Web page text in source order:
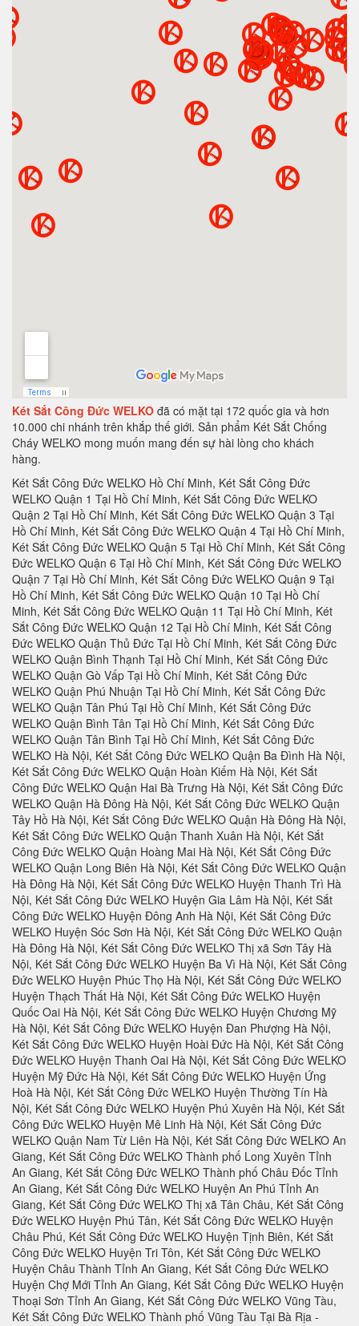
Két Sắt Công Đức WELKO đã có mặt tại 172 quốc gia và hơn
10.000 chi nhánh trên khắp thế giới. Sản phẩm Két Sắt Chống
Cháy WELKO mong muốn mang đến sự hài lòng cho khách
hàng.
Két Sắt Công Đức WELKO Hồ Chí Minh, Két Sắt Công Đức WELKO Quận 1 Tại Hồ Chí Minh, Két Sắt Công Đức WELKO Quận 2 Tại Hồ Chí Minh, Két Sắt Công Đức WELKO Quận 3 Tại Hồ Chí Minh, Két Sắt Công Đức WELKO Quận 4 Tại Hồ Chí Minh, Két Sắt Công Đức WELKO Quận 5 Tại Hồ Chí Minh, Két Sắt Công Đức WELKO Quận 6 Tại Hồ Chí Minh, Két Sắt Công Đức WELKO Quận 7 Tại Hồ Chí Minh, Két Sắt Công Đức WELKO Quận 9 Tại Hồ Chí Minh, Két Sắt Công Đức WELKO Quận 10 Tại Hồ Chí Minh, Két Sắt Công Đức WELKO Quận 11 Tại Hồ Chí Minh, Két Sắt Công Đức WELKO Quận 12 Tại Hồ Chí Minh, Két Sắt Công Đức WELKO Quận Thủ Đức Tại Hồ Chí Minh, Két Sắt Công Đức WELKO Quận Bình Thạnh Tại Hồ Chí Minh, Két Sắt Công Đức WELKO Quận Gò Vấp Tại Hồ Chí Minh, Két Sắt Công Đức WELKO Quận Phú Nhuận Tại Hồ Chí Minh, Két Sắt Công Đức WELKO Quận Tân Phú Tại Hồ Chí Minh, Két Sắt Công Đức WELKO Quận Bình Tân Tại Hồ Chí Minh, Két Sắt Công Đức WELKO Quận Tân Bình Tại Hồ Chí Minh, Két Sắt Công Đức WELKO Hà Nội, Két Sắt Công Đức WELKO Quận Ba Đình Hà Nội, Két Sắt Công Đức WELKO Quận Hoàn Kiếm Hà Nội, Két Sắt Công Đức WELKO Quận Hai Bà Trưng Hà Nội, Két Sắt Công Đức WELKO Quận Hà Đông Hà Nội, Két Sắt Công Đức WELKO Quận Tây Hồ Hà Nội, Két Sắt Công Đức WELKO Quận Hà Đông Hà Nội, Két Sắt Công Đức WELKO Quận Thanh Xuân Hà Nội, Két Sắt Công Đức WELKO Quận Hoàng Mai Hà Nội, Két Sắt Công Đức WELKO Quận Long Biên Hà Nội, Két Sắt Công Đức WELKO Quận Hà Đông Hà Nội, Két Sắt Công Đức WELKO Huyện Thanh Trì Hà Nội, Két Sắt Công Đức WELKO Huyện Gia Lâm Hà Nội, Két Sắt Công Đức WELKO Huyện Đông Anh Hà Nội, Két Sắt Công Đức WELKO Huyện Sóc Sơn Hà Nội, Két Sắt Công Đức WELKO Quận Hà Đông Hà Nội, Két Sắt Công Đức WELKO Thị xã Sơn Tây Hà Nội, Két Sắt Công Đức WELKO Huyện Ba Vì Hà Nội, Két Sắt Công Đức WELKO Huyện Phúc Thọ Hà Nội, Két Sắt Công Đức WELKO Huyện Thạch Thất Hà Nội, Két Sắt Công Đức WELKO Huyện Quốc Oai Hà Nội, Két Sắt Công Đức WELKO Huyện Chương Mỹ Hà Nội, Két Sắt Công Đức WELKO Huyện Đan Phượng Hà Nội, Két Sắt Công Đức WELKO Huyện Hoài Đức Hà Nội, Két Sắt Công Đức WELKO Huyện Thanh Oai Hà Nội, Két Sắt Công Đức WELKO Huyện Mỹ Đức Hà Nội, Két Sắt Công Đức WELKO Huyện Ứng Hoà Hà Nội, Két Sắt Công Đức WELKO Huyện Thường Tín Hà Nội, Két Sắt Công Đức WELKO Huyện Phú Xuyên Hà Nội, Két Sắt Công Đức WELKO Huyện Mê Linh Hà Nội, Két Sắt Công Đức WELKO Quận Nam Từ Liên Hà Nội, Két Sắt Công Đức WELKO An Giang, Két Sắt Công Đức WELKO Thành phố Long Xuyên Tỉnh An Giang, Két Sắt Công Đức WELKO Thành phố Châu Đốc Tỉnh An Giang, Két Sắt Công Đức WELKO Huyện An Phú Tỉnh An Giang, Két Sắt Công Đức WELKO Thị xã Tân Châu, Két Sắt Công Đức WELKO Huyện Phú Tân, Két Sắt Công Đức WELKO Huyện Châu Phú, Két Sắt Công Đức WELKO Huyện Tịnh Biên, Két Sắt Công Đức WELKO Huyện Tri Tôn, Két Sắt Công Đức WELKO Huyện Châu Thành Tỉnh An Giang, Két Sắt Công Đức WELKO Huyện Chợ Mới Tỉnh An Giang, Két Sắt Công Đức WELKO Huyện Thoại Sơn Tỉnh An Giang, Két Sắt Công Đức WELKO Vũng Tàu, Két Sắt Công Đức WELKO Thành phố Vũng Tàu Tại Bà Rịa - Vũng Tàu, Két Sắt Công Đức WELKO Thành phố Bà Rịa Tại Bà Rịa - Vũng Tàu, Két Sắt Công Đức WELKO Huyện Châu Đức Tại Bà Rịa - Vũng Tàu, Két Sắt Công Đức WELKO Huyện Xuyên Mộc Tại Bà Rịa - Vũng Tàu, Két Sắt Công Đức WELKO Huyện Long Điền Tại Bà Rịa - Vũng Tàu, Két Sắt Công Đức WELKO Huyện Đất Đỏ Tại Bà Rịa - Vũng Tàu, Két Sắt Công Đức WELKO Huyện Tân Thành Tại Bà Rịa - Vũng Tàu, Tỉnh Bà Rịa - Vũng Tàu Tại Bà Rịa - Vũng Tàu, Két Sắt Công Đức WELKO Bạc Liêu, Két Sắt Công Đức WELKO Thành phố Bạc Liêu Tại Bạc Liêu, Két Sắt Công Đức WELKO Huyện Hồng Dân Tại Bạc Liêu, Két Sắt Công Đức WELKO Huyện Phước Long Tại Bạc Liêu, Két Sắt Công Đức WELKO Huyện Vĩnh Lợi Tại Bạc Liêu, Két Sắt Công Đức WELKO Thị xã Giá Rai Tại Bạc Liêu, Két Sắt Công Đức WELKO Huyện Đông Hải Tại Bạc Liêu, Két Sắt Công Đức WELKO Huyện Hoà Bình Tại Bạc Liêu, Két Sắt Công Đức WELKO Bắc Kạn, Két Sắt Công Đức WELKO Thành Phố Bắc Kạn, Két Sắt Công Đức WELKO Huyện Pác Nặm Tại Bắc Kạn, Két Sắt Công Đức WELKO Huyện Ba Bể Tại Bắc Kạn, Két Sắt Công Đức WELKO Huyện Ngân Sơn Tại Bắc Kạn, Két Sắt Công Đức WELKO Huyện Bạch Thông Tại Bắc Kạn, Két Sắt Công Đức WELKO Huyện Chợ Đồn Tại Bắc Kạn, Két Sắt Công Đức WELKO Huyện Chợ Mới Tại Bắc Kạn, Huyện Na Rì Tại Bắc Kạn, Két Sắt Công Đức WELKO Bắc Giang, Két Sắt Công Đức WELKO Thành phố Bắc Giang, Két Sắt Công Đức WELKO Huyện Yên Thế Tại Bắc Giang, Két Sắt Công Đức WELKO Huyện Tân Yên Tại Bắc Giang, Két Sắt Công Đức WELKO Huyện Lạng Giang Tại Bắc Giang, Két Sắt Công Đức WELKO Huyện Lục Nam Tại Bắc Giang, Két Sắt Công Đức WELKO Huyện Lục Ngạn Tại Bắc Giang, Két Sắt Công Đức WELKO Huyện Sơn Động Tại Bắc Giang, Két Sắt Công Đức WELKO Huyện Yên Dũng Tại Bắc Giang, Két Sắt Công Đức WELKO Huyện Việt Yên Tại Bắc Giang, Két Sắt Công Đức WELKO Huyện Hiệp Hòa Tại Bắc Giang, Két Sắt Công Đức WELKO Bắc Ninh, Két Sắt Công Đức WELKO Thành phố Bắc Ninh, Két Sắt Công Đức WELKO Huyện Yên Phong Tại Bắc Ninh, Két Sắt Công Đức WELKO Huyện Quế Võ Tại Bắc Ninh, Két Sắt Công Đức WELKO Huyện Tiên Du Tại Bắc Ninh, Két Sắt Công Đức WELKO Thị xã Từ Sơn Tại Bắc Ninh, Huyện Thuận Thành Tại Bắc Ninh, Két Sắt Công Đức WELKO Huyện Gia Bình Tại Bắc Ninh, Két Sắt Công Đức WELKO Huyện Lương Tài Tại Bắc Ninh, Két Sắt Công Đức WELKO Bến Tre, Két Sắt Công Đức WELKO Thành phố Bến Tre, Két Sắt Công Đức WELKO Huyện Châu Thành Tỉnh Bến Tre, Huyện Chợ Lách Tỉnh Bến Tre, Két Sắt Công Đức WELKO Huyện Mỏ Cày Nam Tỉnh Bến Tre, Két Sắt Công Đức WELKO Huyện Giồng Trôm Tỉnh Bến Tre, Két Sắt Công Đức WELKO Huyện Bình Đại Tỉnh Bến Tre, Két Sắt Công Đức WELKO Huyện Ba Tri Tỉnh Bến Tre, Két Sắt Công Đức WELKO Huyện Thạnh Phú Tỉnh Bến Tre, Két Sắt Công Đức WELKO Huyện Mỏ Cày Bắc Tỉnh Bến Tre, Két Sắt Công Đức WELKO Bình Dương, Két Sắt Công Đức WELKO Tại Thành phố Thủ Dầu Một Tỉnh Bình Dương, Két Sắt Công Đức WELKO Tại Huyện Bàu Bàng Tỉnh Bình Dương, Két Sắt Công Đức WELKO Tại Huyện Dầu Tiếng Tỉnh Bình Dương, Két Sắt Công Đức WELKO Tại Thị xã Bến Cát Tỉnh Bình Dương, Két Sắt Công Đức WELKO Tại Huyện Phú Giáo Tỉnh Bình Dương, Két Sắt Công Đức WELKO Tại Thị xã Tân Uyên Tỉnh Bình Dương, Két Sắt Công Đức WELKO Tại Thị xã Dĩ An Tỉnh Bình Dương, Két Sắt Công Đức WELKO Tại Thị xã Thuận An Tỉnh Bình Dương, Két Sắt Công Đức WELKO Tại Huyện Bắc Tân Uyên Tỉnh Bình Dương, Két Sắt Công Đức WELKO Bình Định, Két Sắt Công Đức WELKO Tại Thành phố Qui Nhơn Tỉnh Bình Định, Két Sắt Công Đức WELKO Tại Huyện An Lão Tỉnh Bình Định, Két Sắt Công Đức WELKO Tại Huyện Hoài Nhơn Tỉnh Bình Định, Két Sắt Công Đức WELKO Tại Huyện Hoài Ân Tỉnh Bình Định, Két Sắt Công Đức WELKO Tại Huyện Phù Mỹ Tỉnh Bình Định, Két Sắt Công Đức WELKO Tại Huyện Vĩnh Thạnh Tỉnh Bình Định, Két Sắt Công Đức WELKO Tại Huyện Tây Sơn Tỉnh Bình Định, Két Sắt Công Đức WELKO Tại Huyện Phù Cát Tỉnh Bình Định, Két Sắt Công Đức WELKO Tại Thị xã An Nhơn Tỉnh Bình Định, Két Sắt Công Đức WELKO Tại Huyện Tuy Phước Tỉnh Bình Định, Két Sắt Công Đức WELKO Tại Huyện Vân Canh Tỉnh Bình Định, Két Sắt Công Đức WELKO Bình Phước, Két Sắt Công Đức WELKO Tại Thị xã Phước Long Tỉnh Bình Phước, Két Sắt Công Đức WELKO Tại Thị xã Đồng Xoài Tỉnh Bình Phước, Két Sắt Công Đức WELKO Tại Thị xã Bình Long Tỉnh Bình Phước, Két Sắt Công Đức WELKO Tại Huyện Bù Gia Mập Tỉnh Bình Phước, Két Sắt Công Đức WELKO Tại Huyện Lộc Ninh Tỉnh Bình Phước, Két Sắt Công Đức WELKO Tại Huyện Bù Đốp Tỉnh Bình Phước, Két Sắt Công Đức WELKO Tại Huyện Hớn Quản Tỉnh Bình Phước , Két Sắt Công Đức WELKO Tại Huyện Đồng Phú Tỉnh Bình Phước, Két Sắt Công Đức WELKO Tại Huyện Bù Đăng Tỉnh Bình Phước, Két Sắt Công Đức WELKO Tại Huyện Chơn Thành Tỉnh Bình Phước, ủ Hồ Sơ Chống Cháy Tại Huyện Phú Riềng Tỉnh Bình Phước, Két Sắt Công Đức WELKO Bình Thuận, Két Sắt Công Đức WELKO Tại Thành phố Phan Thiết Tỉnh Bình Thuận, Két Sắt Công Đức WELKO Tại Thị xã La Gi Tỉnh Bình Thuận, Két Sắt Công Đức WELKO Tại Huyện Tuy Phong Tỉnh Bình Thuận, Két Sắt Công Đức WELKO Tại Huyện Bắc Bình Tỉnh Bình Thuận, Két Sắt Công Đức WELKO Tại Huyện Hàm Thuận Bắc Tỉnh Bình Thuận, Két Sắt Công Đức WELKO Tại Huyện Hàm Thuận Nam Tỉnh Bình Thuận, Két Sắt Công Đức WELKO Tại Huyện Tánh Linh Tỉnh Bình Thuận, Két Sắt Công Đức WELKO Tại Huyện Đức Linh Tỉnh Bình Thuận, Két Sắt Công Đức WELKO Tại Huyện Hàm TânTỉnh Bình Thuận , Két Sắt Công Đức WELKO Tại Huyện Phú Quí Tỉnh Bình Thuận, Két Sắt Công Đức WELKO Cà Mau, Két Sắt Công Đức WELKO Tại Thành phố Cà Mau Tỉnh Càu Mau, Két Sắt Công Đức WELKO Tại Huyện U Minh Tỉnh Càu Mau, Két Sắt Công Đức WELKO Tại Huyện Thới Bình Tỉnh Càu Mau, Két Sắt Công Đức WELKO Tại Huyện Trần Văn Thời Tỉnh Càu Mau, Két Sắt Công Đức WELKO Tại Huyện Cái Nước Tỉnh Càu Mau, Két Sắt Công Đức WELKO Tại Huyện Đầm Dơi Tỉnh Càu Mau, Két Sắt Công Đức WELKO Tại Huyện Năm Căn Tỉnh Càu Mau, Két Sắt Công Đức WELKO Tại Huyện Phú Tân Tỉnh Càu Mau, Két Sắt Công Đức WELKO Tại Huyện Ngọc Hiển Tỉnh Càu Mau, Két Sắt Công Đức WELKO Cao Bằng, Két Sắt Công Đức WELKO Tại Thành phố Cao Bằng Tỉnh Cao Bằng, Két Sắt Công Đức WELKO Tại Huyện Bảo Lâm Tỉnh Cao Bằng, Két Sắt Công Đức WELKO Tại Huyện Bảo Lạc Tỉnh Cao Bằng, Két Sắt Công Đức WELKO Tại Huyện Thông Nông Tỉnh Cao Bằng, Két Sắt Công Đức WELKO Tại Huyện Hà Quảng Tỉnh Cao Bằng, Két Sắt Công Đức WELKO Tại Huyện Trà Lĩnh Tỉnh Cao Bằng, Két Sắt Công Đức WELKO Tại Huyện Trùng Khánh Tỉnh Cao Bằng, Két Sắt Công Đức WELKO Tại Huyện Hạ Lang Tỉnh Cao Bằng, Két Sắt Công Đức WELKO Tại Huyện Quảng Uyên Tỉnh Cao Bằng, Két Sắt Công Đức WELKO Tại Huyện Phục Hoà Tỉnh Cao Bằng, Két Sắt Công Đức WELKO Tại Huyện Hoà An Tỉnh Cao Bằng, Két Sắt Công Đức WELKO Tại Huyện Nguyên Bình Tỉnh Cao Bằng, Két Sắt Công Đức WELKO Tại Huyện Thạch An Tỉnh Cao Bằng, Két Sắt Công Đức WELKO Cần Thơ, Két Sắt Công Đức WELKO Tại Thành phố Cần Thơ Tỉnh Cần Thơ, Két Sắt Công Đức WELKO Tại Quận Ninh Kiều Tỉnh Cần Thơ, Két Sắt Công Đức WELKO Tại Quận Ô Môn Tỉnh Cần Thơ, Két Sắt Công Đức WELKO Tại Quận Bình Thuỷ Tỉnh Cần Thơ, Két Sắt Công Đức WELKO Tại Quận Cái Răng Tỉnh Cần Thơ, Két Sắt Công Đức WELKO Tại Quận Thốt Nốt Tỉnh Cần Thơ, Két Sắt Công Đức WELKO Tại Huyện Vĩnh Thạnh Tỉnh Cần Thơ, Két Sắt Công